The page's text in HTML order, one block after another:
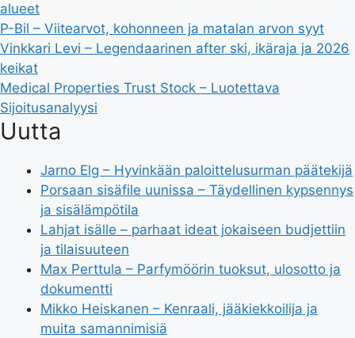
alueet
P-Bil – Viitearvot, kohonneen ja matalan arvon syyt
Vinkkari Levi – Legendaarinen after ski, ikäraja ja 2026
keikat
Medical Properties Trust Stock – Luotettava
Sijoitusanalyysi
Uutta
Jarno Elg – Hyvinkään paloittelusurman päätekijä
Porsaan sisäfile uunissa – Täydellinen kypsennys
ja sisälämpötila
Lahjat isälle – parhaat ideat jokaiseen budjettiin
ja tilaisuuteen
Max Perttula – Parfymöörin tuoksut, ulosotto ja
dokumentti
Mikko Heiskanen – Kenraali, jääkiekkoilija ja
muita samannimisiä